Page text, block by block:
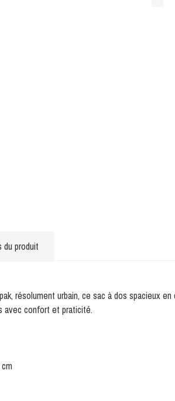
du produit
résolument urbain, ce sac à dos spacieux
avec confort et praticité.